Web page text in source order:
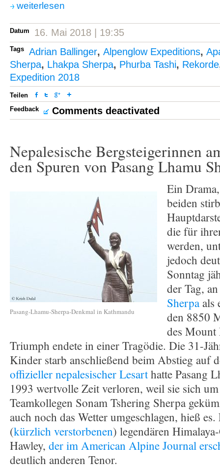
weiterlesen
Datum 16. Mai 2018 | 19:35
Tags Adrian Ballinger, Alpenglow Expeditions,
Sherpa, Lhakpa Sherpa, Phurba Tashi, Rekorde
Expedition 2018
Teilen
Feedback
Comments deactivated
Nepalesische Bergsteigerinnen
den Spuren von Pasang Lhamu
Pasang-Lhamu-Sherpa-Denkmal in Kathmandu
Ein
beiden
die für
werden,
jedoch
Sonntag
der Tag,
Sherpaals
den 8850
des Mount
Triumph endete in einer Tragödie. Die 31-
Kinder starb anschließend beim Abstieg auf
offizieller nepalesischer Lesarthatte Pasang
1993 wertvolle Zeit verloren, weil sie sich
Teamkollegen Sonam Tshering Sherpa
auch noch das Wetter umgeschlagen, hieß
(kürzlich verstorbenen) legendären
Hawley, der im American Alpine Journal
deutlich anderen Tenor.